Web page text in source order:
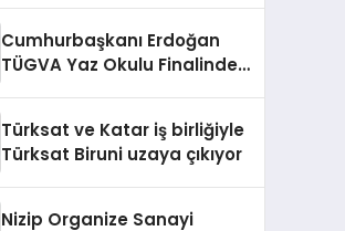
Cumhurbaşkanı Erdoğan
TÜGVA Yaz Okulu Finalinde
Türksat ve Katar iş birliğiyle
Türksat Biruni uzaya çıkıyor
Nizip Organize Sanayi